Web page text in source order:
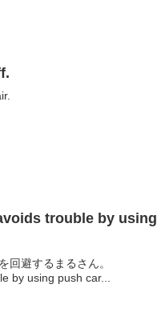
trouble by using
回避するまるさん。
by using push car...